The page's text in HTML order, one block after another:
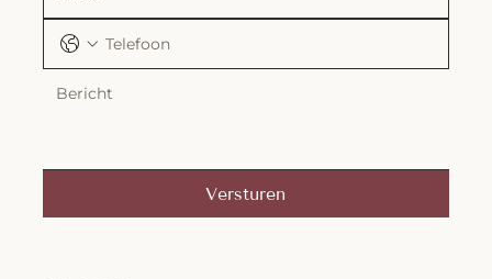
Versturen